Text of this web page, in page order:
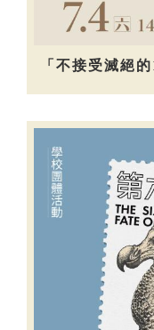
「不接受滅絕